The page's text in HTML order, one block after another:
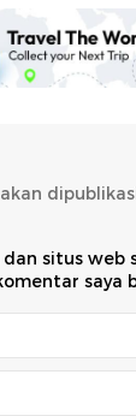
situs web
saya